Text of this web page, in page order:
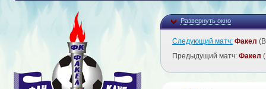
Развернуть окно
Следующий матч: Факел
Предыдущий матч: Факел